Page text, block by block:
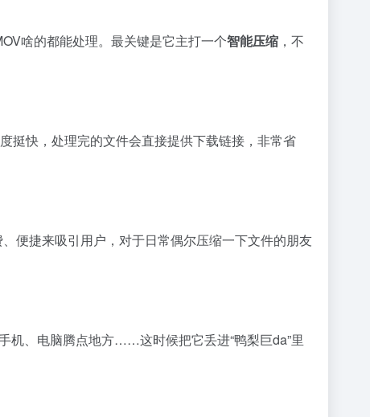
啥的都能处理。最关键是它主打一个智能压缩 ，不
挺快，处理完的文件会直接提供下载链接，非常省
便捷来吸引用户，对于日常偶尔压缩一下文件的朋友
机、电脑腾点地方……这时候把它丢进“鸭梨巨da”里